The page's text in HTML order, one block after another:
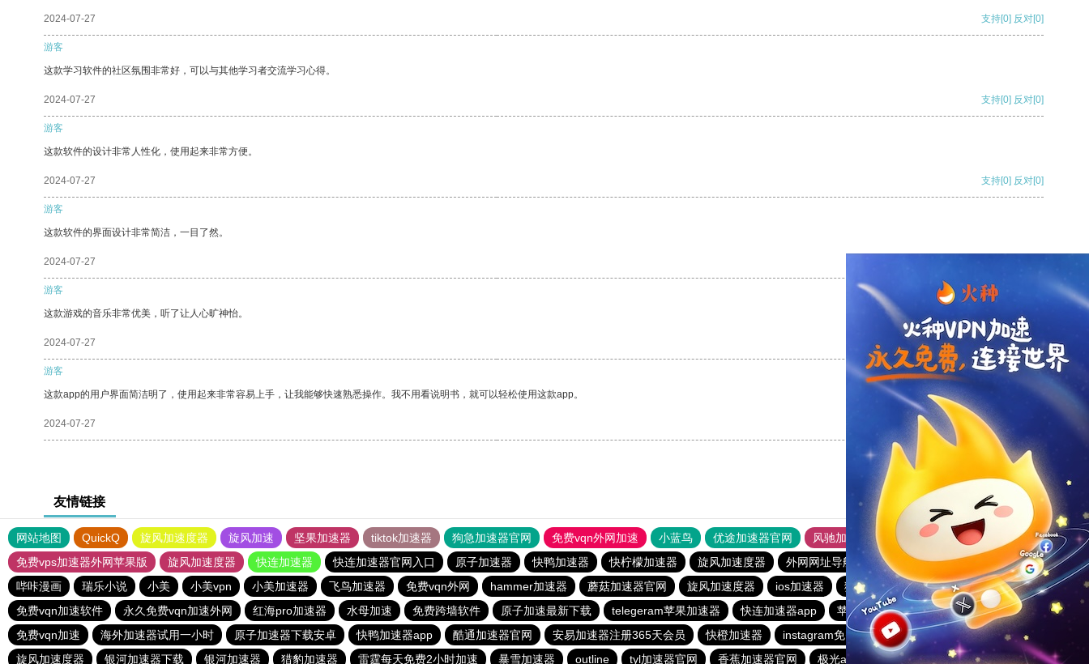
2024-07-27 支持[0] 反对[0]
游客
这款学习软件的社区氛围非常好，可以与其他学习者交流学习心得。
2024-07-27 支持[0] 反对[0]
游客
这款软件的设计非常人性化，使用起来非常方便。
2024-07-27 支持[0] 反对[0]
游客
这款软件的界面设计非常简洁，一目了然。
2024-07-27
游客
这款游戏的音乐非常优美，听了让人心旷神怡。
2024-07-27 支持 [0] 反对 [0]
游客
这款app的用户界面简洁明了，使用起来非常容易上手，让我能够快速熟悉操作。我不用看说明书，就可以轻松使用这款app。
2024-07-27 支持
友情链接
网站地图 QuickQ 旋风加速度器 旋风加速 坚果加速器 tiktok加速器 狗急加速器官网 免费vqn外网加速 小蓝鸟 优途加速器官网 风驰加速器
旋风加速器
免费vps加速器外网苹果版
旋风加速度器 快连加速器 快连加速器官网入口 原子加速器 快鸭加速器 快柠檬加速器 旋风加速度器 外网网址导航 软件中心 雷霆加速
狂飙加速器
哔咔漫画
瑞乐小说 小美 小美vpn 小美加速器 飞鸟加速器 免费vqn外网 hammer加速器 蘑菇加速器官网 旋风加速度器 ios加速器 猴王加速器
雷霆加速版ins
免费vqn加速软件
永久免费vqn加速外网 红海pro加速器 水母加速 免费跨墙软件 原子加速最新下载 telegeram苹果加速器 快连加速器app 苹果免费vqn加速
香蕉加速器vp官网
免费vqn加速
海外加速器试用一小时 原子加速器下载安卓 快鸭加速器app 酷通加速器官网 安易加速器注册365天会员 快橙加速器 instagram免费加速器 起飞加速器
雷霆加器速
旋风加速度器
银河加速器下载 银河加速器 猎豹加速器 雷霆每天免费2小时加速 暴雪加速器 outline tyl加速器官网 香蕉加速器官网 极光aurora加速器 旋风加速度器